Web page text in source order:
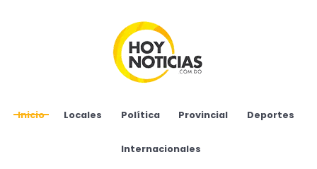
Inicio Locales Política Provincial Deportes
Internacionales